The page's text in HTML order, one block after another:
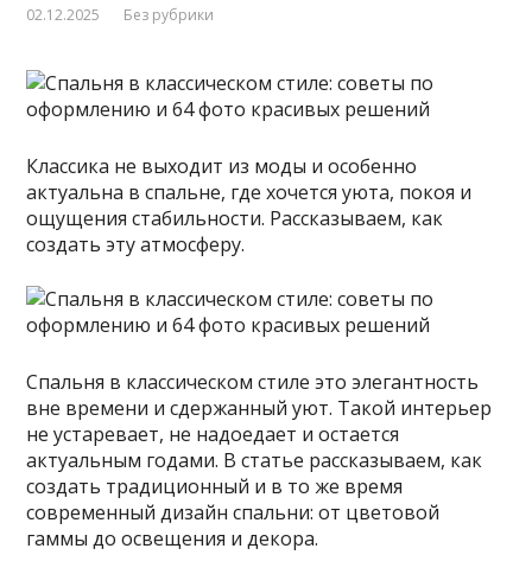
02.12.2025 Без рубрики
Классика не выходит из моды и особенно
актуальна в спальне, где хочется уюта, покоя и
ощущения стабильности. Рассказываем, как
создать эту атмосферу.
Спальня в классическом стиле это элегантность
вне времени и сдержанный уют. Такой интерьер
не устаревает, не надоедает и остается
актуальным годами. В статье рассказываем, как
создать традиционный и в то же время
современный дизайн спальни: от цветовой
гаммы до освещения и декора.